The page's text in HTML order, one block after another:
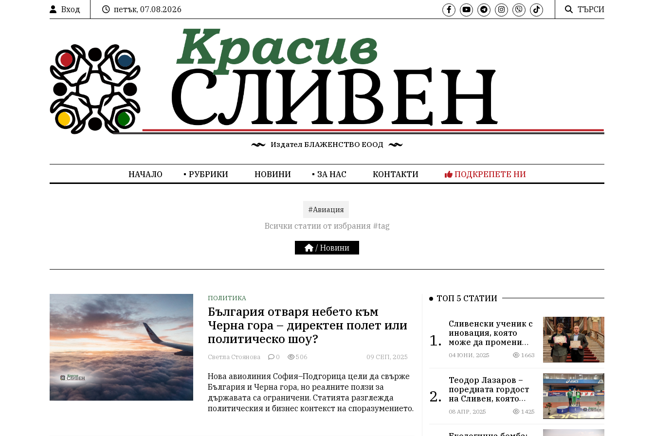
Вход петък, 07.08.2026 ТЪРСИ
Издател БЛАЖЕНСТВО ЕООД
НАЧАЛО РУБРИКИ НОВИНИ ЗА НАС КОНТАКТИ ПОДКРЕПЕТЕ НИ
#Авиация
Всички статии от избрания #tag
/ Новини
ПОЛИТИКА
България отваря небето към
Черна гора – директен полет или
политическо шоу?
Светла Стоянова 0 506 09 СЕП, 2025
Нова авиолиния София–Подгорица цели да свърже
България и Черна гора, но реалните ползи за
държавата са ограничени. Статията разглежда
политическия и бизнес контекст на споразумението.
ТОП 5 СТАТИИ
1.
Сливенски ученик с
иновация, която
може да промени
света!
04 ЮНИ, 2025 1663
2.
Теодор Лазаров –
поредната гордост
на Сливен, която
лети към бъдещето
08 АПР, 2025 1425